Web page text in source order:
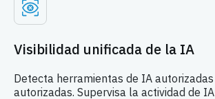
Visibilidad unificada de la IA
Detecta herramientas de IA autorizadas
autorizadas. Supervisa la actividad de